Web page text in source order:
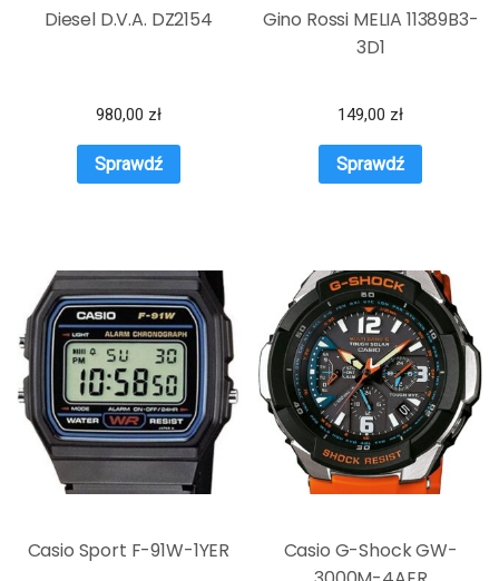
Diesel D.V.A. DZ2154
980,00 zł
Sprawdź
Gino Rossi MELIA 11389B3-
3D1
149,00 zł
Sprawdź
Casio Sport F-91W-1YER
Casio G-Shock GW-